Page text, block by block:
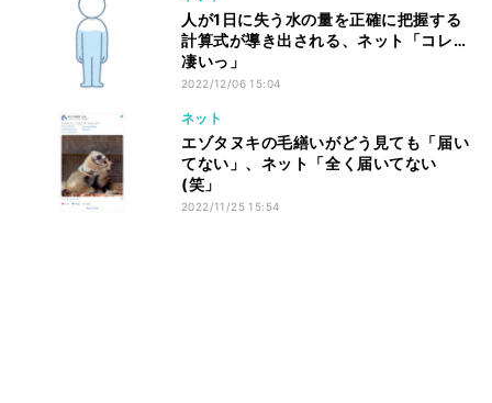
人が1日に失う水の量を正確に把握する
計算式が導き出される、ネット「コレ…
凄いっ」
2022/12/06 15:04
ネット
エゾタヌキの毛繕いがどう見ても「届い
てない」、ネット「全く届いてない
(笑」
2022/11/25 15:54